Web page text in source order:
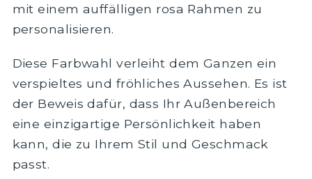
mit einem auffälligen rosa Rahmen zu
personalisieren.
Diese Farbwahl verleiht dem Ganzen ein
verspieltes und fröhliches Aussehen. Es ist
der Beweis dafür, dass Ihr Außenbereich
eine einzigartige Persönlichkeit haben
kann, die zu Ihrem Stil und Geschmack
passt.